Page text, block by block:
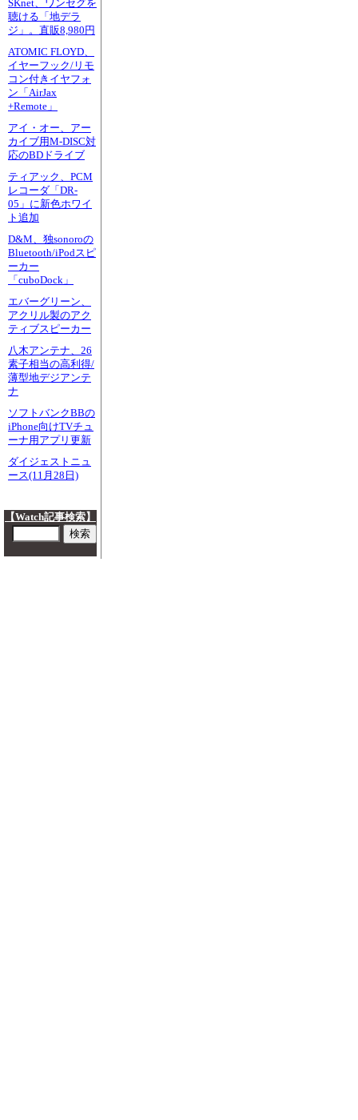
SKnet、ワンセグを
聴ける「地デラ
ジ」。直販8,980円
ATOMIC FLOYD、
イヤーフック/リモ
コン付きイヤフォ
ン「AirJax
+Remote」
アイ・オー、アー
カイブ用M-DISC対
応のBDドライブ
ティアック、PCM
レコーダ「DR-
05」に新色ホワイ
ト追加
D&M、独sonoroの
Bluetooth/iPodスピ
ーカー
「cuboDock」
エバーグリーン、
アクリル製のアク
ティブスピーカー
八木アンテナ、26
素子相当の高利得/
薄型地デジアンテ
ナ
ソフトバンクBBの
iPhone向けTVチュ
ーナ用アプリ更新
ダイジェストニュ
ース(11月28日)
【Watch記事検索】